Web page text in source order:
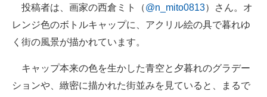
電子設計の基本と応用
エネルギーの専門メディア
投稿者は、画家の西倉ミト（@n_mito0813）さん。オ
レンジ色のボトルキャップに、アクリル絵の具で暮れゆ
く街の風景が描かれています。
キャップ本来の色を生かした青空と夕暮れのグラデー
ションや、緻密に描かれた街並みを見ていると、まるで